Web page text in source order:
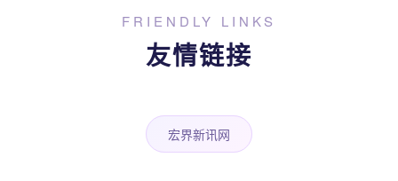
FRIENDLY LINKS
友情链接
宏界新讯网